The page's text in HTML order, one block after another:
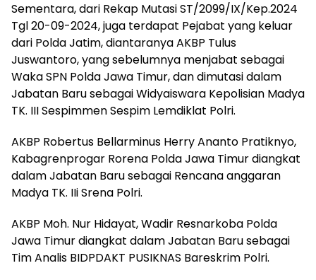
Sementara, dari Rekap Mutasi ST/2099/IX/Kep.2024
Tgl 20-09-2024, juga terdapat Pejabat yang keluar
dari Polda Jatim, diantaranya AKBP Tulus
Juswantoro, yang sebelumnya menjabat sebagai
Waka SPN Polda Jawa Timur, dan dimutasi dalam
Jabatan Baru sebagai Widyaiswara Kepolisian Madya
TK. III Sespimmen Sespim Lemdiklat Polri.
AKBP Robertus Bellarminus Herry Ananto Pratiknyo,
Kabagrenprogar Rorena Polda Jawa Timur diangkat
dalam Jabatan Baru sebagai Rencana anggaran
Madya TK. IIi Srena Polri.
AKBP Moh. Nur Hidayat, Wadir Resnarkoba Polda
Jawa Timur diangkat dalam Jabatan Baru sebagai
Tim Analis BIDPDAKT PUSIKNAS Bareskrim Polri.